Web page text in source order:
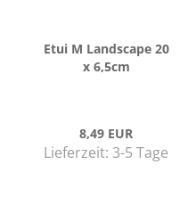
Etui M Land­s­cape 20
x 6,5cm
8,49 EUR
Lieferzeit: 3-5 Tage